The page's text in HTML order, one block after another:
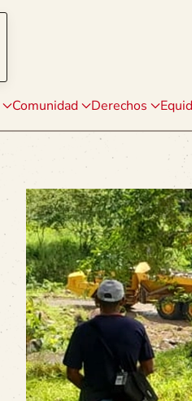
Comunidad Derechos